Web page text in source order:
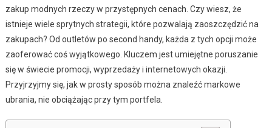
zakup modnych rzeczy w przystępnych cenach. Czy wiesz, że
istnieje wiele sprytnych strategii, które pozwalają zaoszczędzić na
zakupach? Od outletów po second handy, każda z tych opcji może
zaoferować coś wyjątkowego. Kluczem jest umiejętne poruszanie
się w świecie promocji, wyprzedaży i internetowych okazji.
Przyjrzyjmy się, jak w prosty sposób można znaleźć markowe
ubrania, nie obciążając przy tym portfela.